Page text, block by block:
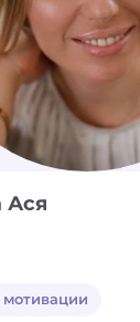
Ася
мотивации